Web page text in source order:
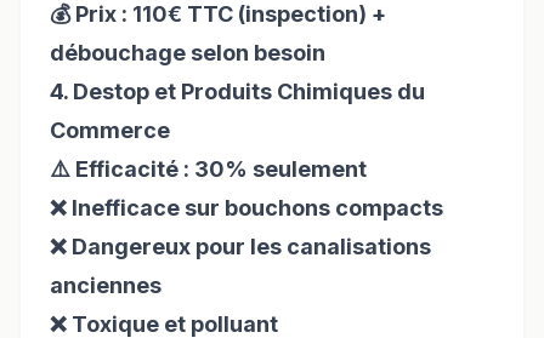
💰 Prix : 110€ TTC (inspection) +
débouchage selon besoin
4. Destop et Produits Chimiques du
Commerce
⚠️ Efficacité : 30% seulement
❌ Inefficace sur bouchons compacts
❌ Dangereux pour les canalisations
anciennes
❌ Toxique et polluant